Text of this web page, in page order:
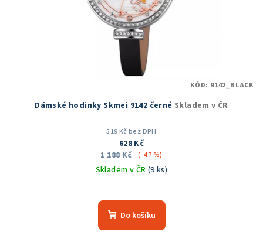
Dámské hodinky Skmei 9142 černé Skladem v ČR
519 Kč bez DPH
628 Kč
1 188 Kč
(–47 %)
Skladem v ČR (9 ks)
hodnocení
produktu
Do košíku
KÓD: 9142_BLACK